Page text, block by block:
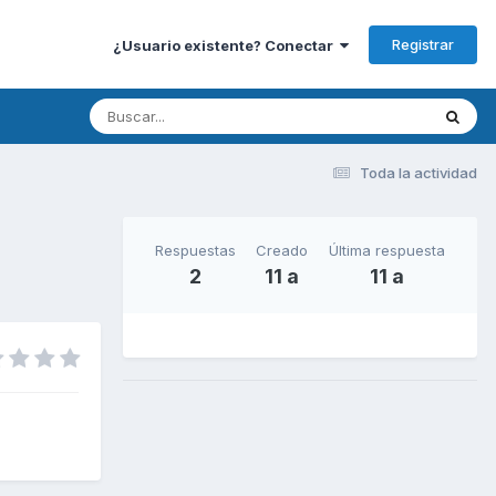
¿Usuario existente? Conectar Registrar
Toda la actividad
Respuestas
2
Creado
11 a
Última respuesta
11 a